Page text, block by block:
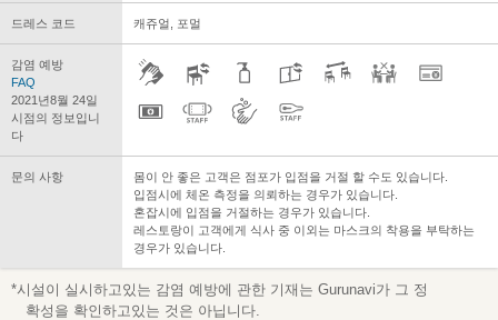
드레스 코드 캐쥬얼, 포멀
감염 예방
FAQ
2021년8월 24일
시점의 정보입니
다
문의 사항
몸이 안 좋은 고객은 점포가 입점을 거절 할 수도 있습니다.
입점시에 체온 측정을 의뢰하는 경우가 있습니다.
혼잡시에 입점을 거절하는 경우가 있습니다.
레스토랑이 고객에게 식사 중 이외는 마스크의 착용을 부탁하는
경우가 있습니다.
*시설이 실시하고있는 감염 예방에 관한 기재는 Gurunavi가 그 정
확성을 확인하고있는 것은 아닙니다.